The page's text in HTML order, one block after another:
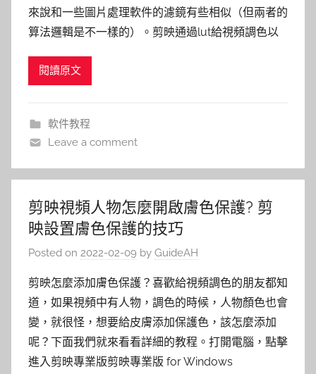
來說和一些圖片處理軟件的濾鏡有些相似（但兩者的
算法邏輯是不一樣的）。剪映通過lut給視頻調色以
閱讀原文
軟件教程
Leave a comment
剪映視頻人物怎麼開啟膚色保護? 剪
映設置膚色保護的技巧
Posted on 2022-02-09 by GuideAH
剪映怎麼添加膚色保護？喜歡給視頻調色的朋友都知
道，如果視頻中有人物，調色的時候，人物顏色也會
變，就很怪，想要給皮膚添加保護色，該怎麼添加
呢？下面我們就來看看詳細的教程。打開電腦，點擊
進入剪映專業版剪映專業版 for Windows